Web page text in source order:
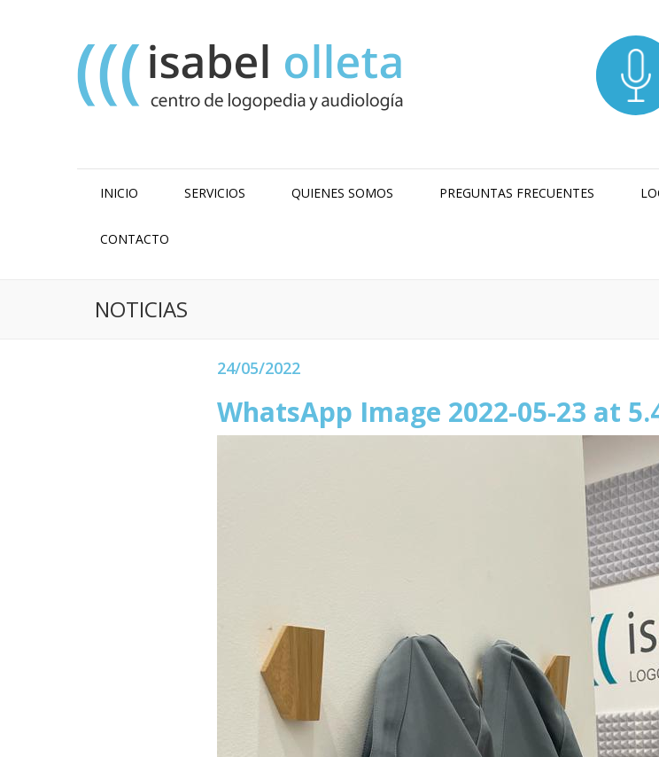
INICIO SERVICIOS QUIENES SOMOS PREGUNTAS FRECUENTES
CONTACTO
NOTICIAS
24/05/2022
WhatsApp Image 2022-05-23 at